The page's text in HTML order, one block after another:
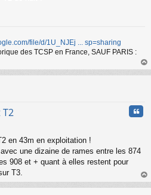
file/d/1U_NJEj ... sp=sharing
des TCSP en France, SAUF PARIS :
au
T2
en 43m en exploitation !
une dizaine de rames entre les 874
908 et + quant à elles restent pour
T3.
au